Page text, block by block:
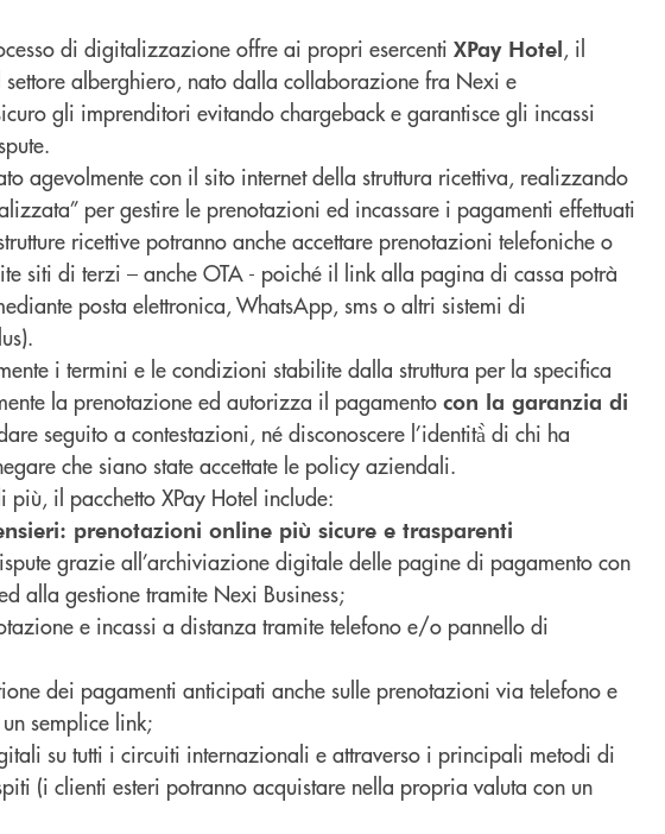
di digitalizzazione offre ai propri esercenti XPay Hotel, il
alberghiero, nato dalla collaborazione fra Nexi e
gli imprenditori evitando chargeback e garantisce gli incassi
agevolmente con il sito internet della struttura ricettiva, realizzando
per gestire le prenotazioni ed incassare i pagamenti effettuati
ricettive potranno anche accettare prenotazioni telefoniche o
siti di terzi – anche OTA - poiché il link alla pagina di cassa potrà
posta elettronica, WhatsApp, sms o altri sistemi di
i termini e le condizioni stabilite dalla struttura per la specifica
la prenotazione ed autorizza il pagamento con la garanzia di
seguito a contestazioni, né disconoscere l’identità̀ di chi ha
che siano state accettate le policy aziendali.
il pacchetto XPay Hotel include:
prenotazioni online più sicure e trasparenti
grazie all’archiviazione digitale delle pagine di pagamento con
alla gestione tramite Nexi Business;
e incassi a distanza tramite telefono e/o pannello di
dei pagamenti anticipati anche sulle prenotazioni via telefono e
semplice link;
su tutti i circuiti internazionali e attraverso i principali metodi di
(i clienti esteri potranno acquistare nella propria valuta con un